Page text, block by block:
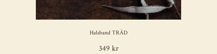
Halsband TRÄD
349 kr